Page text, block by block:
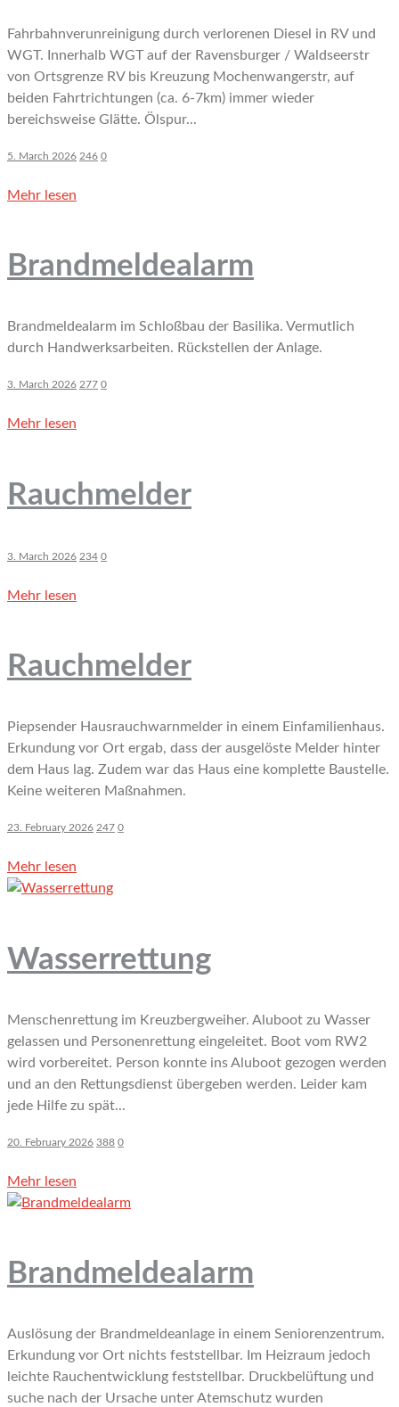
Fahrbahnverunreinigung durch verlorenen Diesel in RV und
WGT. Innerhalb WGT auf der Ravensburger / Waldseerstr
von Ortsgrenze RV bis Kreuzung Mochenwangerstr, auf
beiden Fahrtrichtungen (ca. 6-7km) immer wieder
bereichsweise Glätte. Ölspur...
5. March 2026 246 0
Mehr lesen
Brandmeldealarm
Brandmeldealarm im Schloßbau der Basilika. Vermutlich
durch Handwerksarbeiten. Rückstellen der Anlage.
3. March 2026 277 0
Mehr lesen
Rauchmelder
3. March 2026 234 0
Mehr lesen
Rauchmelder
Piepsender Hausrauchwarnmelder in einem Einfamilienhaus.
Erkundung vor Ort ergab, dass der ausgelöste Melder hinter
dem Haus lag. Zudem war das Haus eine komplette Baustelle.
Keine weiteren Maßnahmen.
23. February 2026 247 0
Mehr lesen
Wasserrettung
Menschenrettung im Kreuzbergweiher. Aluboot zu Wasser
gelassen und Personenrettung eingeleitet. Boot vom RW2
wird vorbereitet. Person konnte ins Aluboot gezogen werden
und an den Rettungsdienst übergeben werden. Leider kam
jede Hilfe zu spät...
20. February 2026 388 0
Mehr lesen
Brandmeldealarm
Auslösung der Brandmeldeanlage in einem Seniorenzentrum.
Erkundung vor Ort nichts feststellbar. Im Heizraum jedoch
leichte Rauchentwicklung feststellbar. Druckbelüftung und
suche nach der Ursache unter Atemschutz wurden